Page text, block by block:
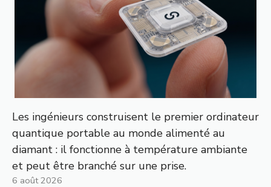
Les ingénieurs construisent le premier ordinateur
quantique portable au monde alimenté au
diamant : il fonctionne à température ambiante
et peut être branché sur une prise.
6 août 2026